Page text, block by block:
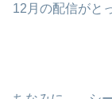
12月の配信がと